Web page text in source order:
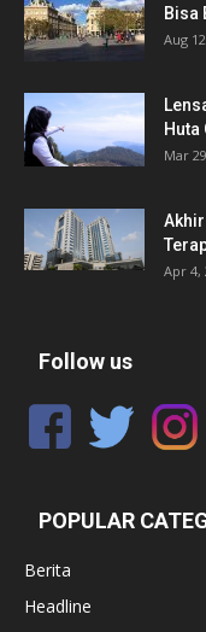
Bisa
Aug
Huta
Mar
Apr 4,
Follow us
POPULAR
Berita
Headline